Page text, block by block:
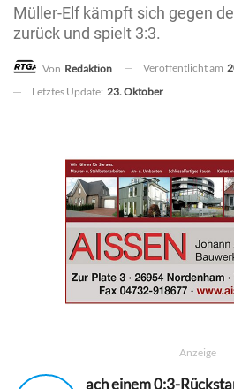
Müller-Elf kämpft sich gegen
zurück und spielt 3:3.
Von Redaktion Veröffentlicht am
Letztes Update: 23. Oktober
Anzeige
ach einem 0:3-